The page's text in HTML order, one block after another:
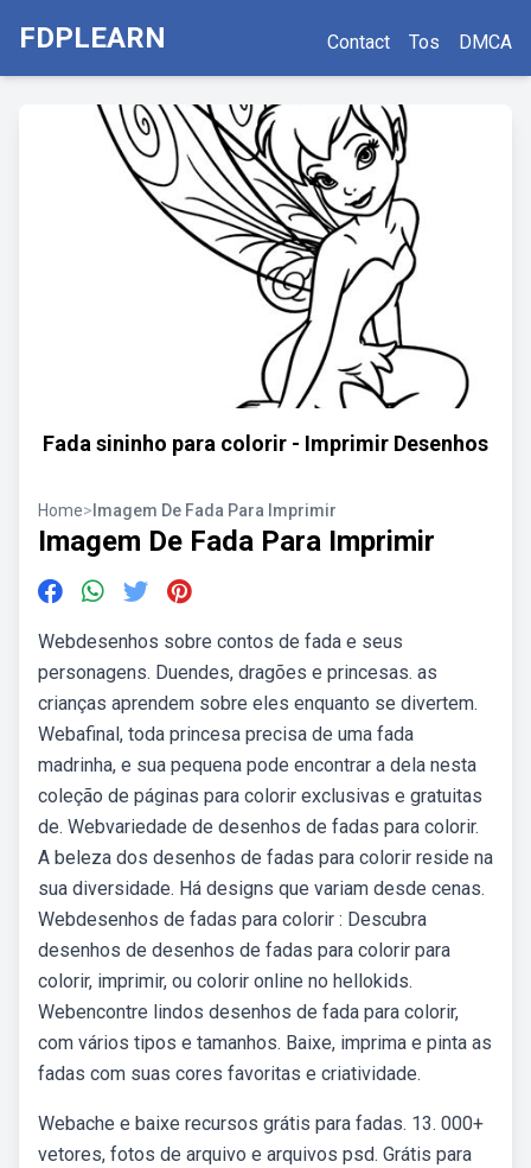
FDPLEARN Contact Tos DMCA
Fada sininho para colorir - Imprimir Desenhos
Home> Imagem De Fada Para Imprimir
Imagem De Fada Para Imprimir
Webdesenhos sobre contos de fada e seus
personagens. Duendes, dragões e princesas. as
crianças aprendem sobre eles enquanto se divertem.
Webafinal, toda princesa precisa de uma fada
madrinha, e sua pequena pode encontrar a dela nesta
coleção de páginas para colorir exclusivas e gratuitas
de. Webvariedade de desenhos de fadas para colorir.
A beleza dos desenhos de fadas para colorir reside na
sua diversidade. Há designs que variam desde cenas.
Webdesenhos de fadas para colorir : Descubra
desenhos de desenhos de fadas para colorir para
colorir, imprimir, ou colorir online no hellokids.
Webencontre lindos desenhos de fada para colorir,
com vários tipos e tamanhos. Baixe, imprima e pinta as
fadas com suas cores favoritas e criatividade.
Webache e baixe recursos grátis para fadas. 13. 000+
vetores, fotos de arquivo e arquivos psd. Grátis para